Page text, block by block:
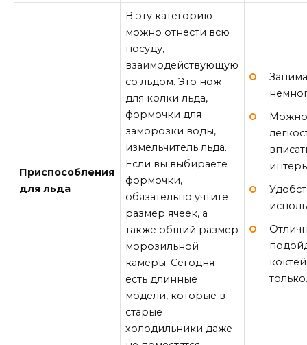
Приспособления
для льда
В эту категорию
можно отнести всю
посуду,
взаимодействующую
со льдом. Это нож
для колки льда,
формочки для
заморозки воды,
измельчитель льда.
Если вы выбираете
формочки,
обязательно учтите
размер ячеек, а
также общий размер
морозильной
камеры. Сегодня
есть длинные
модели, которые в
старые
холодильники даже
только.